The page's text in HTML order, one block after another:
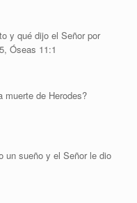
y qué dijo el Señor por
Óseas 11:1
muerte de Herodes?
un sueño y el Señor le dio